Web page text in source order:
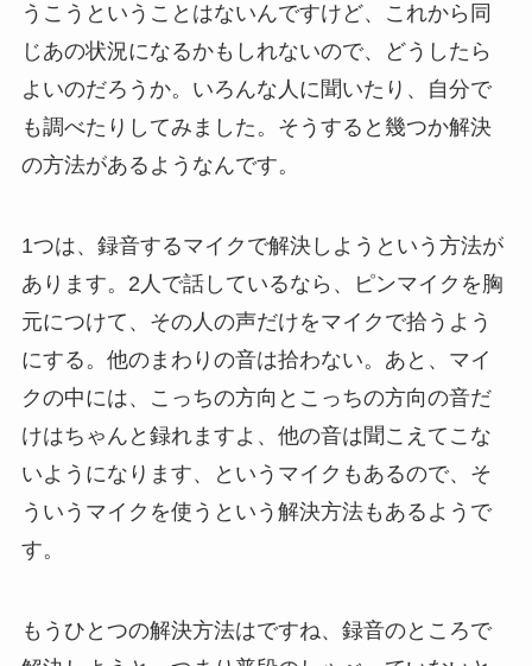
うこうということはないんですけど、これから同
じあの状況になるかもしれないので、どうしたら
よいのだろうか。いろんな人に聞いたり、自分で
も調べたりしてみました。そうすると幾つか解決
の方法があるようなんです。
1つは、録音するマイクで解決しようという方法が
あります。2人で話しているなら、ピンマイクを胸
元につけて、その人の声だけをマイクで拾うよう
にする。他のまわりの音は拾わない。あと、マイ
クの中には、こっちの方向とこっちの方向の音だ
けはちゃんと録れますよ、他の音は聞こえてこな
いようになります、というマイクもあるので、そ
ういうマイクを使うという解決方法もあるようで
す。
もうひとつの解決方法はですね、録音のところで